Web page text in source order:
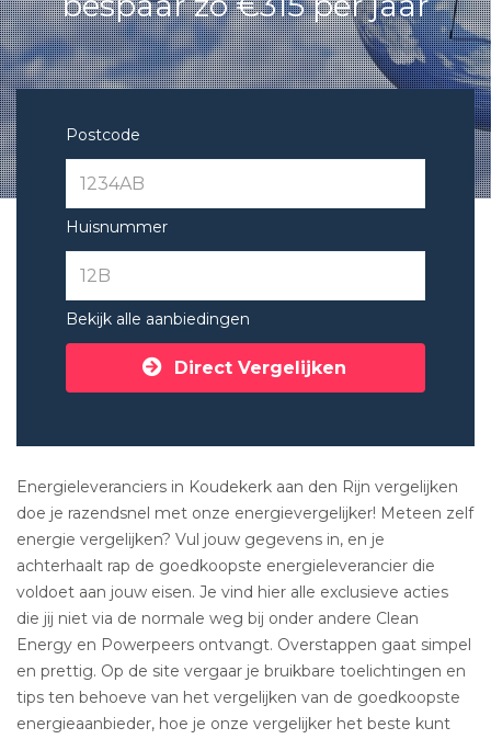
Postcode
Huisnummer
Bekijk alle aanbiedingen
Direct Vergelijken
Energieleveranciers in Koudekerk aan den Rijn vergelijken
doe je razendsnel met onze energievergelijker! Meteen zelf
energie vergelijken? Vul jouw gegevens in, en je
achterhaalt rap de goedkoopste energieleverancier die
voldoet aan jouw eisen. Je vind hier alle exclusieve acties
die jij niet via de normale weg bij onder andere Clean
Energy en Powerpeers ontvangt. Overstappen gaat simpel
en prettig. Op de site vergaar je bruikbare toelichtingen en
tips ten behoeve van het vergelijken van de goedkoopste
energieaanbieder, hoe je onze vergelijker het beste kunt